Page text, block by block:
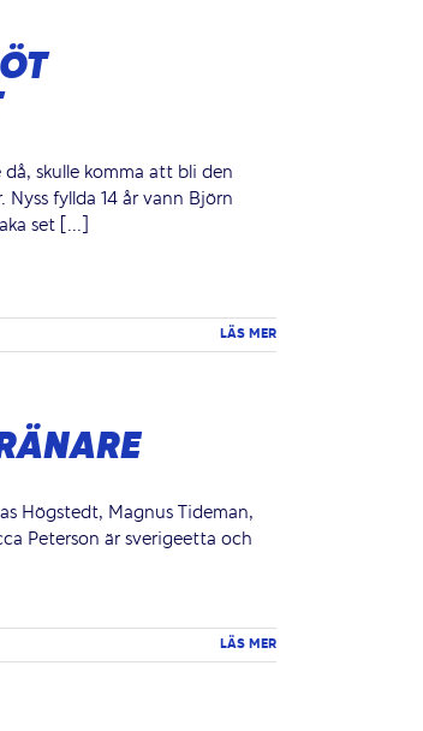
skulle komma att bli den
fyllda 14 år vann Björn
set [...]
LÄS MER
Högstedt, Magnus Tideman,
Peterson är sverigeetta och
LÄS MER